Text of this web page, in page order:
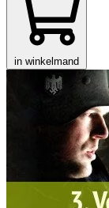
in winkelmand